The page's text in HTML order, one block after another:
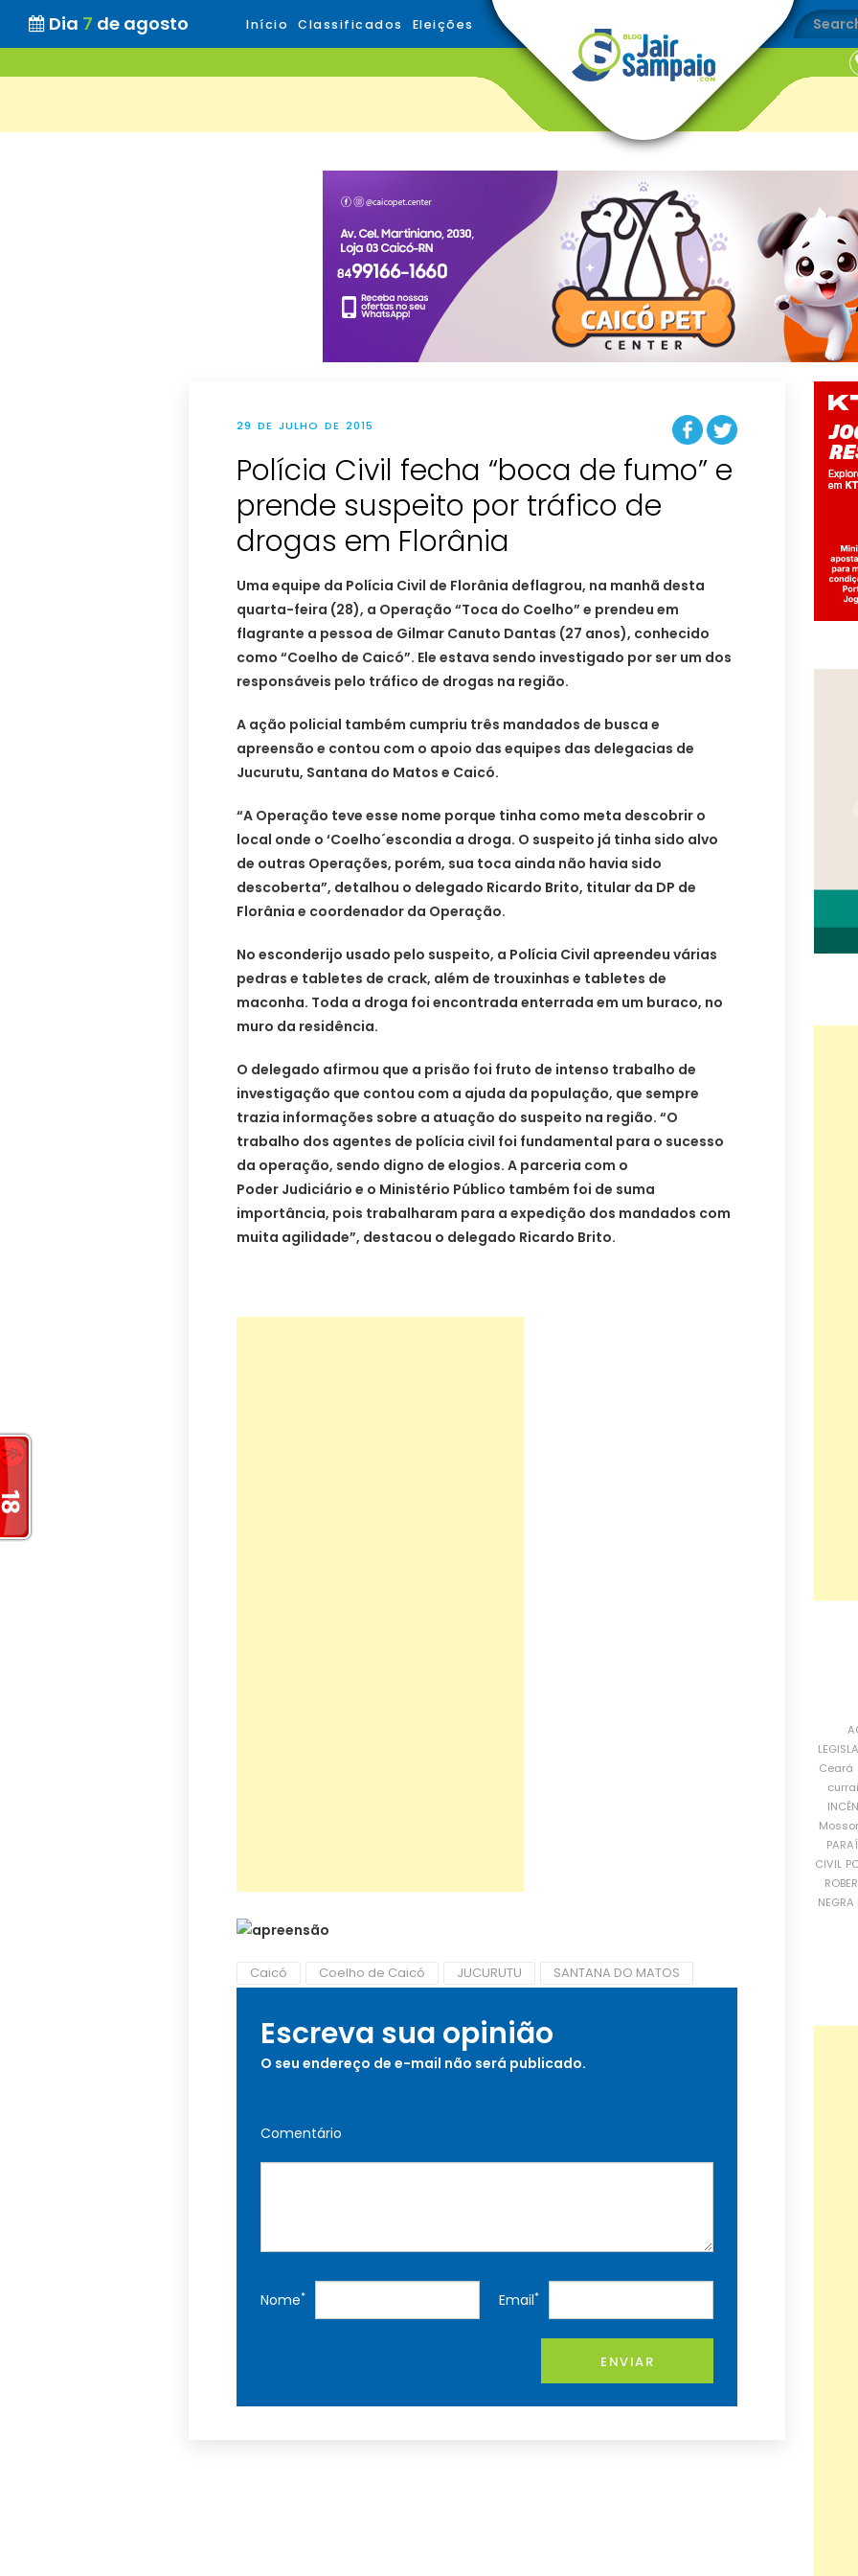
Dia 7 de agosto Início Classificados Eleições
29 DE JULHO DE 2015
Polícia Civil fecha “boca de fumo” e
prende suspeito por tráfico de
drogas em Florânia
Uma equipe da Polícia Civil de Florânia deflagrou, na manhã desta
quarta-feira (28), a Operação “Toca do Coelho” e prendeu em
flagrante a pessoa de Gilmar Canuto Dantas (27 anos), conhecido
como “Coelho de Caicó”. Ele estava sendo investigado por ser um dos
responsáveis pelo tráfico de drogas na região.
A ação policial também cumpriu três mandados de busca e
apreensão e contou com o apoio das equipes das delegacias de
Jucurutu, Santana do Matos e Caicó.
“A Operação teve esse nome porque tinha como meta descobrir o
local onde o ‘Coelho´escondia a droga. O suspeito já tinha sido alvo
de outras Operações, porém, sua toca ainda não havia sido
descoberta”, detalhou o delegado Ricardo Brito, titular da DP de
Florânia e coordenador da Operação.
No esconderijo usado pelo suspeito, a Polícia Civil apreendeu várias
pedras e tabletes de crack, além de trouxinhas e tabletes de
maconha. Toda a droga foi encontrada enterrada em um buraco, no
muro da residência.
O delegado afirmou que a prisão foi fruto de intenso trabalho de
investigação que contou com a ajuda da população, que sempre
trazia informações sobre a atuação do suspeito na região. “O
trabalho dos agentes de polícia civil foi fundamental para o sucesso
da operação, sendo digno de elogios. A parceria com o
Poder Judiciário e o Ministério Público também foi de suma
importância, pois trabalharam para a expedição dos mandados com
muita agilidade”, destacou o delegado Ricardo Brito.
Caicó Coelho de Caicó JUCURUTU SANTANA DO MATOS
Escreva sua opinião
O seu endereço de e-mail não será publicado.
Comentário
Nome* Email*
ENVIAR
Ceará
CIVIL
NEGRA